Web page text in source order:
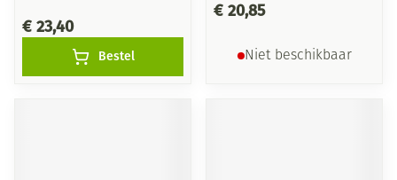
€ 23,40
Bestel
€ 20,85
Niet beschikbaar